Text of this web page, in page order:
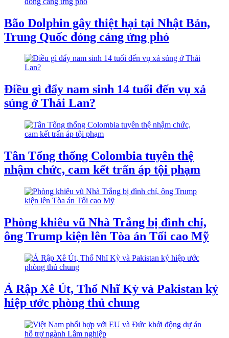
Bão Dolphin gây thiệt hại tại Nhật Bản,
Trung Quốc đóng cảng ứng phó
Điều gì đẩy nam sinh 14 tuổi đến vụ xả
súng ở Thái Lan?
Tân Tổng thống Colombia tuyên thệ
nhậm chức, cam kết trấn áp tội phạm
Phòng khiêu vũ Nhà Trắng bị đình chỉ,
ông Trump kiện lên Tòa án Tối cao Mỹ
Ả Rập Xê Út, Thổ Nhĩ Kỳ và Pakistan ký
hiệp ước phòng thủ chung